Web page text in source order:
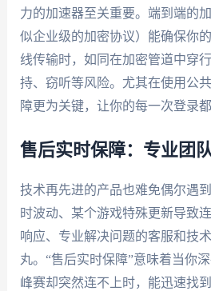
力的加速器至关重要。端到端的
似企业级的加密协议）能确保你
线传输时，如同在加密管道中穿
持、窃听等风险。尤其在使用公
障更为关键，让你的每一次登录都
售后实时保障：专业团
技术再先进的产品也难免偶尔遇
时波动、某个游戏特殊更新导致
响应、专业解决问题的客服和技
丸。“售后实时保障”意味着当你
峰赛却突然连不上时，能迅速找